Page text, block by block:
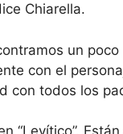
Chiarella.
un
con el
con todos los